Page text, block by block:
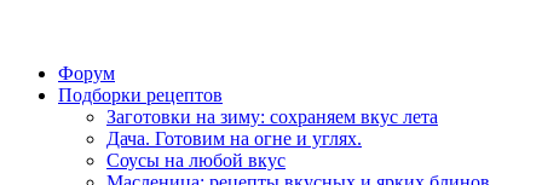
Skip
Форум
Подборки рецептов
Заготовки на зиму: сохраняем вкус лета
Дача. Готовим на огне и углях.
Соусы на любой вкус